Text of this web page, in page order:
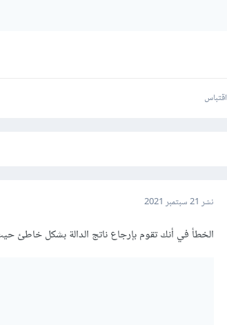
اقتباس
نشر 21 سبتمبر 2021
الخطأ في أنك تقوم بإرجاع ناتج الدالة بشكل خاطئ